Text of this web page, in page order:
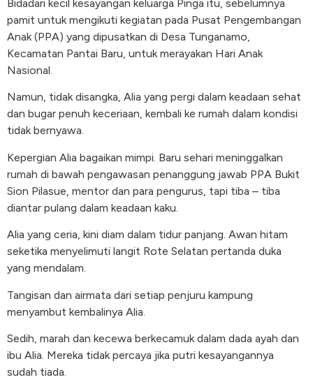
Bidadari kecil kesayangan keluarga Pinga itu, sebelumnya
pamit untuk mengikuti kegiatan pada Pusat Pengembangan
Anak (PPA) yang dipusatkan di Desa Tunganamo,
Kecamatan Pantai Baru, untuk merayakan Hari Anak
Nasional.
Namun, tidak disangka, Alia yang pergi dalam keadaan sehat
dan bugar penuh keceriaan, kembali ke rumah dalam kondisi
tidak bernyawa.
Kepergian Alia bagaikan mimpi. Baru sehari meninggalkan
rumah di bawah pengawasan penanggung jawab PPA Bukit
Sion Pilasue, mentor dan para pengurus, tapi tiba – tiba
diantar pulang dalam keadaan kaku.
Alia yang ceria, kini diam dalam tidur panjang. Awan hitam
seketika menyelimuti langit Rote Selatan pertanda duka
yang mendalam.
Tangisan dan airmata dari setiap penjuru kampung
menyambut kembalinya Alia.
Sedih, marah dan kecewa berkecamuk dalam dada ayah dan
ibu Alia. Mereka tidak percaya jika putri kesayangannya
sudah tiada.